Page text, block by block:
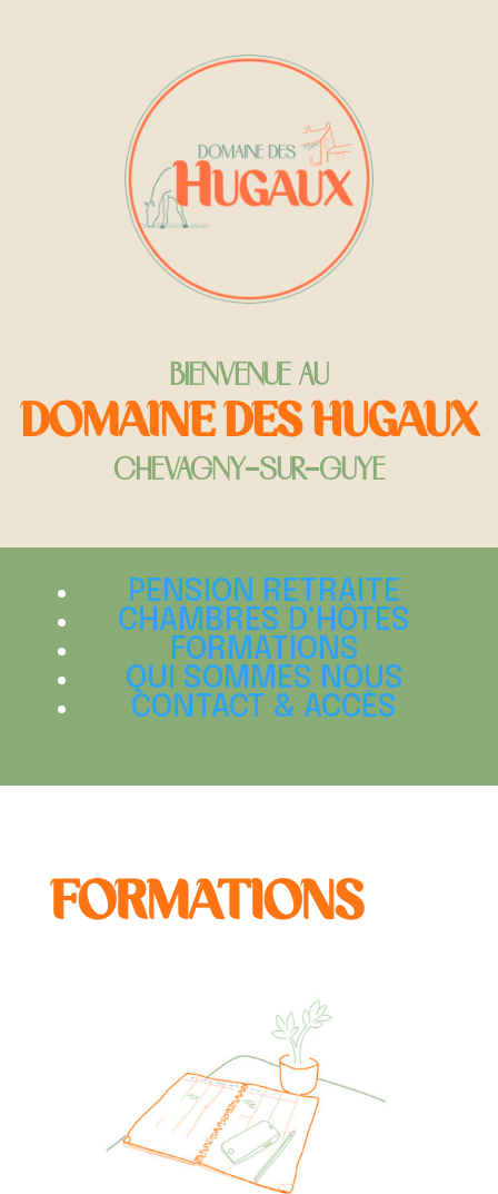
BIENVENUE AU
DOMAINE DES HUGAUX
CHEVAGNY-SUR-GUYE
PENSION RETRAITE
CHAMBRES D’HÔTES
FORMATIONS
QUI SOMMES NOUS
CONTACT & ACCÈS
FORMATIONS